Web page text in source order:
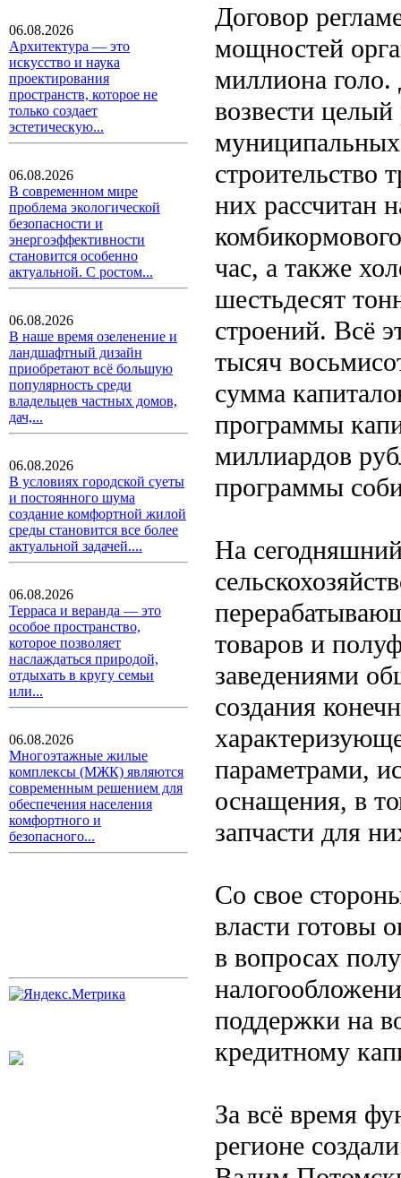
06.08.2026
Архитектура — это
искусство и наука
проектирования
пространств, которое не
только создает
эстетическую...
06.08.2026
В современном мире
проблема экологической
безопасности и
энергоэффективности
становится особенно
актуальной. С ростом...
06.08.2026
В наше время озеленение и
ландшафтный дизайн
приобретают всё большую
популярность среди
владельцев частных домов,
дач,...
06.08.2026
В условиях городской суеты
и постоянного шума
создание комфортной жилой
среды становится все более
актуальной задачей....
06.08.2026
Терраса и веранда — это
особое пространство,
которое позволяет
наслаждаться природой,
отдыхать в кругу семьи
или...
06.08.2026
Многоэтажные жилые
комплексы (МЖК) являются
современным решением для
обеспечения населения
комфортного и
безопасного...
Договор
мощностей
миллиона голо.
возвести
муниципальных
строительство
них рассчитан
час, а также
шестьдесят
строений. Всё
тысяч
сумма
программы
миллиардов
программы
На
товаров и
заведениями
создания
параметрами,
оснащения, в
запчасти для
Со свое
власти готовы
в вопросах
поддержки на
кредитному
За всё время
регионе